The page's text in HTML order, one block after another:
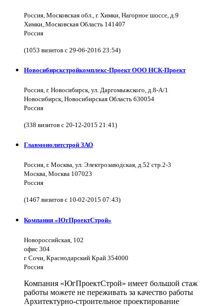
Россия, Московская обл., г. Химки, Нагорное шоссе, д.9
Химки, Московская Область 141407
Россия
(1053 визитов с 29-06-2016 23:54)
Новосибирскстройкомплекс-Проект ООО НСК-Проект
Россия, г. Новосибирск, ул. Даргомыжского, д.8-А/1
Новосибирск, Новосибирская Область 630054
Россия
(338 визитов с 20-12-2015 21:41)
Главмонолитстрой ЗАО
Россия, г. Москва, ул. Электрозаводская, д.52 стр.2-3
Москва, Москва 107023
Россия
(1467 визитов с 10-02-2015 07:43)
Компания «ЮгПроектСтрой»
Новороссийская, 102
офис 304
г. Сочи, Краснодарский Край 354000
Россия
Компания «ЮгПроектСтрой» имеет большой стаж
работы можете не переживать за качество работы
Архитектурно-строительное проектирование